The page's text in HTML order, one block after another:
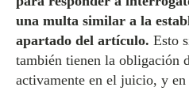
una multa similar a la
apartado del artículo. Esto
también tienen la obligación
activamente en el juicio, y en